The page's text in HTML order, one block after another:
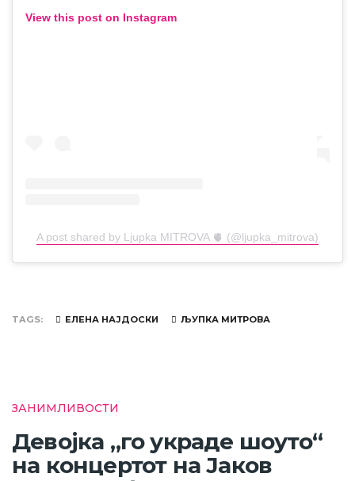
View this post on Instagram
A post shared by Ljupka MITROVA 🫀 (@ljupka_mitrova)
TAGS ЕЛЕНА НАЈДОСКИ ЉУПКА МИТРОВА
ЗАНИМЛИВОСТИ
Девојка „го украде шоуто“
на концертот на Јаков